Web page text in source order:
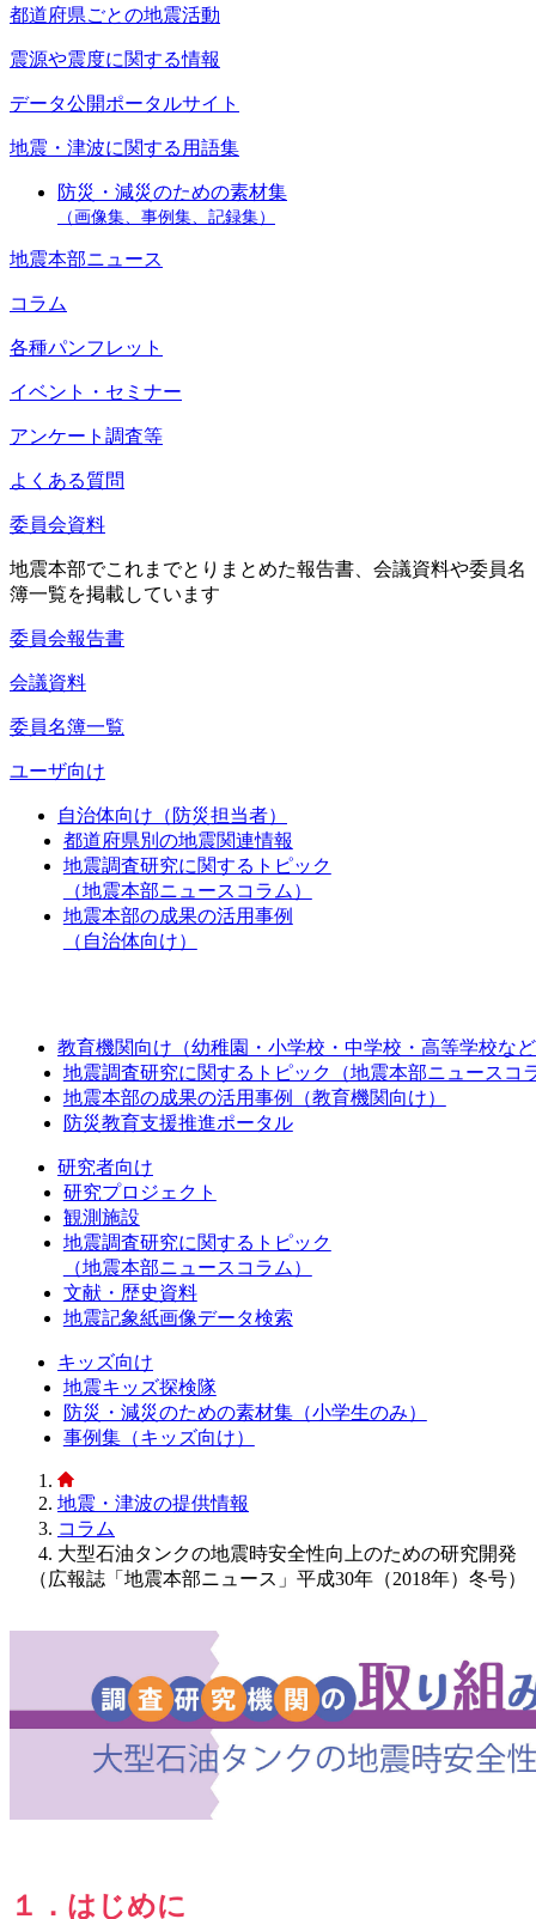
都道府県ごとの地震活動
震源や震度に関する情報
データ公開ポータルサイト
地震・津波に関する用語集
防災・減災のための素材集
（画像集、事例集、記録集）
地震本部ニュース
コラム
各種パンフレット
イベント・セミナー
アンケート調査等
よくある質問
委員会資料
地震本部でこれまでとりまとめた報告書、会議資料や委員名
簿一覧を掲載しています
委員会報告書
会議資料
委員名簿一覧
ユーザ向け
自治体向け（防災担当者）
都道府県別の地震関連情報
地震調査研究に関するトピック
（地震本部ニュースコラム）
地震本部の成果の活用事例
（自治体向け）
教育機関向け（幼稚園・小学校・中学校・高等学校な
地震調査研究に関するトピック（地震本部ニュースコ
地震本部の成果の活用事例（教育機関向け）
防災教育支援推進ポータル
研究者向け
研究プロジェクト
観測施設
地震調査研究に関するトピック
（地震本部ニュースコラム）
文献・歴史資料
地震記象紙画像データ検索
キッズ向け
地震キッズ探検隊
防災・減災のための素材集（小学生のみ）
事例集（キッズ向け）
地震・津波の提供情報
コラム
大型石油タンクの地震時安全性向上のための研究開発
（広報誌「地震本部ニュース」平成30年（2018年）冬号）
１．はじめに